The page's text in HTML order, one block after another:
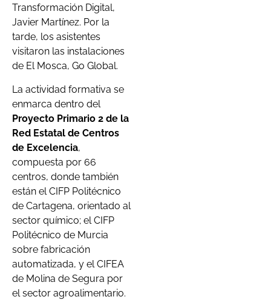
Transformación Digital,
Javier Martínez. Por la
tarde, los asistentes
visitaron las instalaciones
de El Mosca, Go Global.
La actividad formativa se
enmarca dentro del
Proyecto Primario 2 de la
Red Estatal de Centros
de Excelencia,
compuesta por 66
centros, donde también
están el CIFP Politécnico
de Cartagena, orientado al
sector químico; el CIFP
Politécnico de Murcia
sobre fabricación
automatizada, y el CIFEA
de Molina de Segura por
el sector agroalimentario.